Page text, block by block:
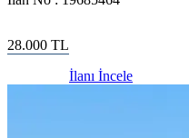
28.000 TL
İlanı İncele